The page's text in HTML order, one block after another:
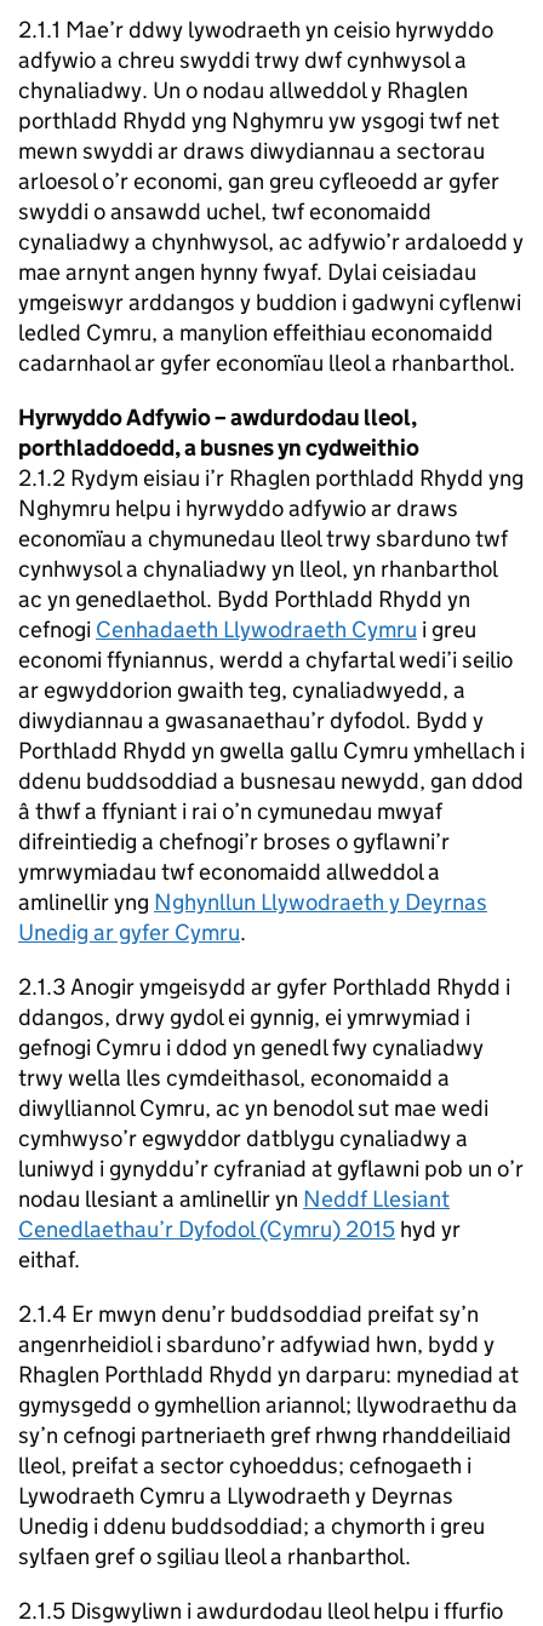
2.1.1 Mae’r ddwy lywodraeth yn ceisio hyrwyddo
adfywio a chreu swyddi trwy dwf cynhwysol a
chynaliadwy. Un o nodau allweddol y Rhaglen
porthladd Rhydd yng Nghymru yw ysgogi twf net
mewn swyddi ar draws diwydiannau a sectorau
arloesol o’r economi, gan greu cyfleoedd ar gyfer
swyddi o ansawdd uchel, twf economaidd
cynaliadwy a chynhwysol, ac adfywio’r ardaloedd y
mae arnynt angen hynny fwyaf. Dylai ceisiadau
ymgeiswyr arddangos y buddion i gadwyni cyflenwi
ledled Cymru, a manylion effeithiau economaidd
cadarnhaol ar gyfer economïau lleol a rhanbarthol.
Hyrwyddo Adfywio – awdurdodau lleol,
porthladdoedd, a busnes yn cydweithio
2.1.2 Rydym eisiau i’r Rhaglen porthladd Rhydd yng
Nghymru helpu i hyrwyddo adfywio ar draws
economïau a chymunedau lleol trwy sbarduno twf
cynhwysol a chynaliadwy yn lleol, yn rhanbarthol
ac yn genedlaethol. Bydd Porthladd Rhydd yn
cefnogi Cenhadaeth Llywodraeth Cymru i greu
economi ffyniannus, werdd a chyfartal wedi’i seilio
ar egwyddorion gwaith teg, cynaliadwyedd, a
diwydiannau a gwasanaethau’r dyfodol. Bydd y
Porthladd Rhydd yn gwella gallu Cymru ymhellach i
ddenu buddsoddiad a busnesau newydd, gan ddod
â thwf a ffyniant i rai o’n cymunedau mwyaf
difreintiedig a chefnogi’r broses o gyflawni’r
ymrwymiadau twf economaidd allweddol a
amlinellir yng Nghynllun Llywodraeth y Deyrnas
Unedig ar gyfer Cymru.
2.1.3 Anogir ymgeisydd ar gyfer Porthladd Rhydd i
ddangos, drwy gydol ei gynnig, ei ymrwymiad i
gefnogi Cymru i ddod yn genedl fwy cynaliadwy
trwy wella lles cymdeithasol, economaidd a
diwylliannol Cymru, ac yn benodol sut mae wedi
cymhwyso’r egwyddor datblygu cynaliadwy a
luniwyd i gynyddu’r cyfraniad at gyflawni pob un o’r
nodau llesiant a amlinellir yn Neddf Llesiant
Cenedlaethau’r Dyfodol (Cymru) 2015 hyd yr
eithaf.
2.1.4 Er mwyn denu’r buddsoddiad preifat sy’n
angenrheidiol i sbarduno’r adfywiad hwn, bydd y
Rhaglen Porthladd Rhydd yn darparu: mynediad at
gymysgedd o gymhellion ariannol; llywodraethu da
sy’n cefnogi partneriaeth gref rhwng rhanddeiliaid
lleol, preifat a sector cyhoeddus; cefnogaeth i
Lywodraeth Cymru a Llywodraeth y Deyrnas
Unedig i ddenu buddsoddiad; a chymorth i greu
sylfaen gref o sgiliau lleol a rhanbarthol.
2.1.5 Disgwyliwn i awdurdodau lleol helpu i ffurfio